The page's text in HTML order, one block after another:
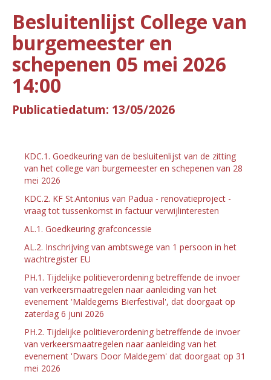
Besluitenlijst College van
burgemeester en
schepenen 05 mei 2026
14:00
Publicatiedatum: 13/05/2026
KDC.1. Goedkeuring van de besluitenlijst van de zitting
van het college van burgemeester en schepenen van 28
mei 2026
KDC.2. KF St.Antonius van Padua - renovatieproject -
vraag tot tussenkomst in factuur verwijlinteresten
AL.1. Goedkeuring grafconcessie
AL.2. Inschrijving van ambtswege van 1 persoon in het
wachtregister EU
PH.1. Tijdelijke politieverordening betreffende de invoer
van verkeersmaatregelen naar aanleiding van het
evenement 'Maldegems Bierfestival', dat doorgaat op
zaterdag 6 juni 2026
PH.2. Tijdelijke politieverordening betreffende de invoer
van verkeersmaatregelen naar aanleiding van het
evenement 'Dwars Door Maldegem' dat doorgaat op 31
mei 2026